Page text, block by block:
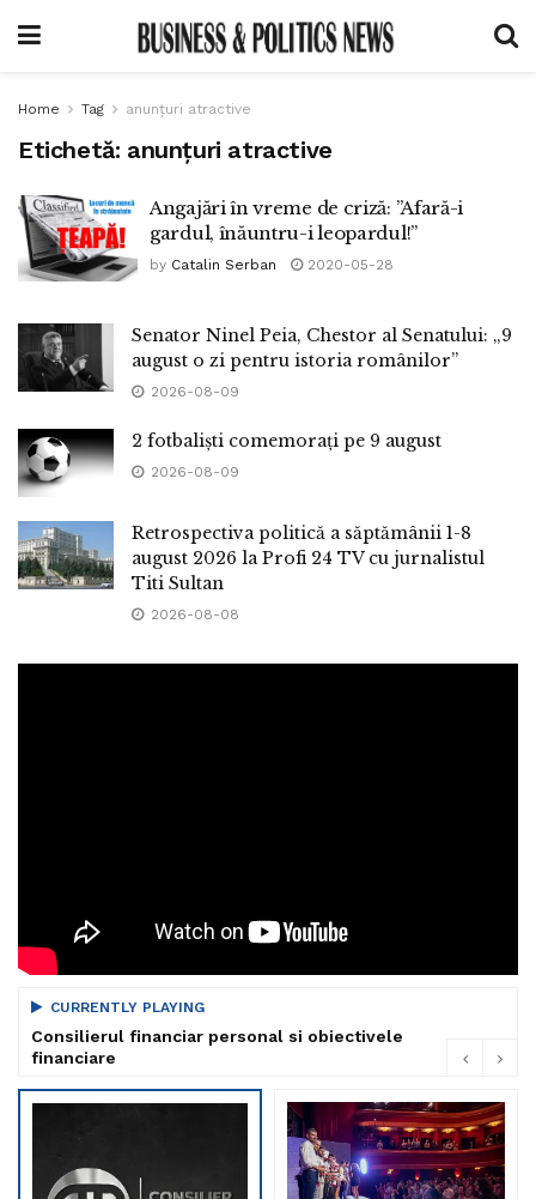
Home Tag anunțuri atractive
Etichetă: anunțuri atractive
Angajări în vreme de criză: ”Afară-i
gardul, înăuntru-i leopardul!”
by Catalin Serban 2020-05-28
Senator Ninel Peia, Chestor al Senatului: „9
august o zi pentru istoria românilor”
2026-08-09
2 fotbaliști comemorați pe 9 august
2026-08-09
Retrospectiva politică a săptămânii 1-8
august 2026 la Profi 24 TV cu jurnalistul
Titi Sultan
2026-08-08
CURRENTLY PLAYING
Consilierul financiar personal si obiectivele
financiare